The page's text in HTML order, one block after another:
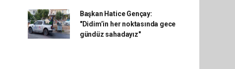
Başkan Hatice Gençay:
"Didim’in her noktasında gece
gündüz sahadayız"